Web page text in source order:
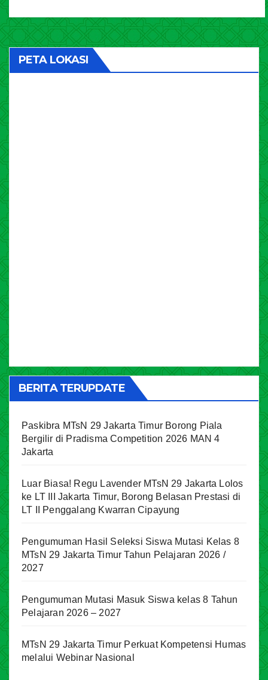
PETA LOKASI
BERITA TERUPDATE
Paskibra MTsN 29 Jakarta Timur Borong Piala
Bergilir di Pradisma Competition 2026 MAN 4
Jakarta
Luar Biasa! Regu Lavender MTsN 29 Jakarta Lolos
ke LT III Jakarta Timur, Borong Belasan Prestasi di
LT II Penggalang Kwarran Cipayung
Pengumuman Hasil Seleksi Siswa Mutasi Kelas 8
MTsN 29 Jakarta Timur Tahun Pelajaran 2026 /
2027
Pengumuman Mutasi Masuk Siswa kelas 8 Tahun
Pelajaran 2026 – 2027
MTsN 29 Jakarta Timur Perkuat Kompetensi Humas
melalui Webinar Nasional